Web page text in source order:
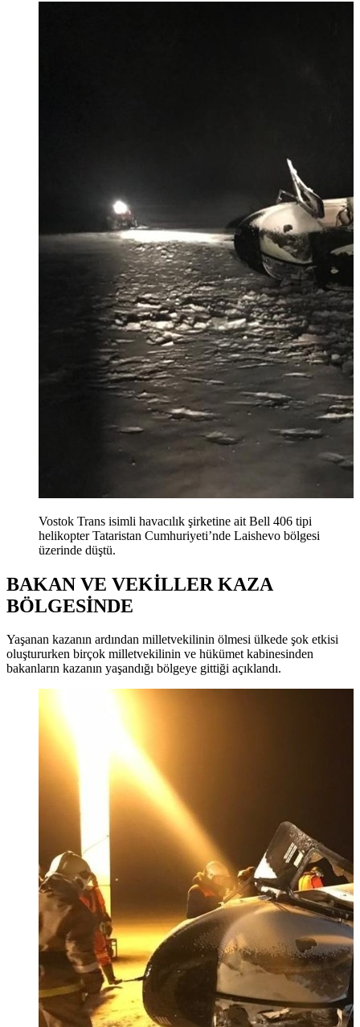
Vostok Trans isimli havacılık şirketine ait Bell 406 tipi
helikopter Tataristan Cumhuriyeti’nde Laishevo bölgesi
üzerinde düştü.
BAKAN VE VEKİLLER KAZA
BÖLGESİNDE
Yaşanan kazanın ardından milletvekilinin ölmesi ülkede şok etkisi
oluştururken birçok milletvekilinin ve hükümet kabinesinden
bakanların kazanın yaşandığı bölgeye gittiği açıklandı.